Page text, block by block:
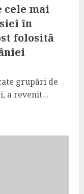
cele mai
în
folosită
grupări de
a revenit...